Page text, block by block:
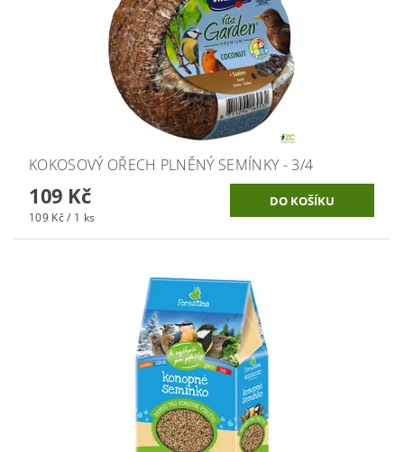
KOKOSOVÝ OŘECH PLNĚNÝ SEMÍNKY - 3/4
109 Kč
109 Kč / 1 ks